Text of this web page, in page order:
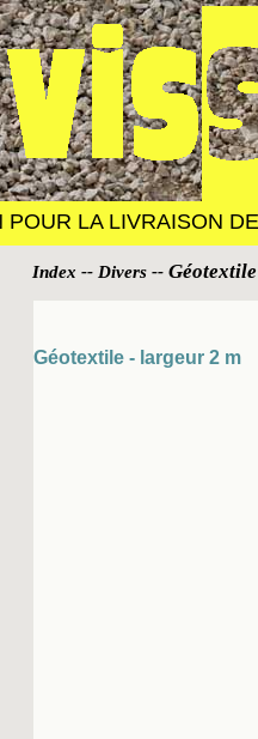
POUR LA LIVRAISON
Index -- Divers --
Géotextile - largeur 2 m